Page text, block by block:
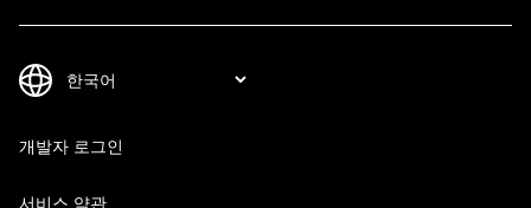
개발자 로그인
서비스 약관